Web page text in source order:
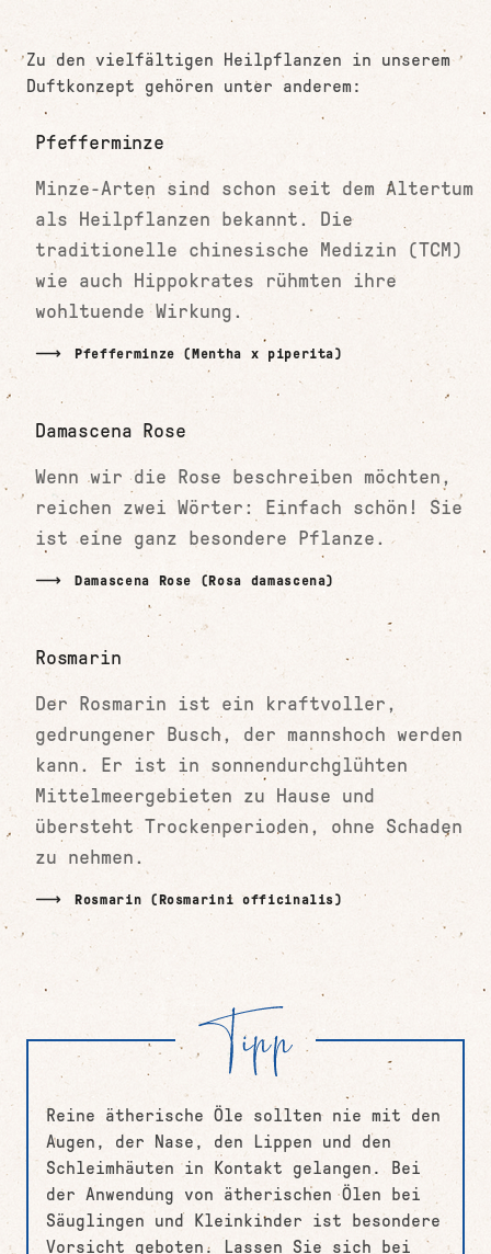
Zu den vielfältigen Heilpflanzen in unserem
Duftkonzept gehören unter anderem:
Pfefferminze
Minze-Arten sind schon seit dem Altertum
als Heilpflanzen bekannt. Die
traditionelle chinesische Medizin (TCM)
wie auch Hippokrates rühmten ihre
wohltuende Wirkung.
Pfefferminze (Mentha x piperita)
Damascena Rose
Wenn wir die Rose beschreiben möchten,
reichen zwei Wörter: Einfach schön! Sie
ist eine ganz besondere Pflanze.
Damascena Rose (Rosa damascena)
Rosmarin
Der Rosmarin ist ein kraftvoller,
gedrungener Busch, der mannshoch werden
kann. Er ist in sonnendurchglühten
Mittelmeergebieten zu Hause und
übersteht Trockenperioden, ohne Schaden
zu nehmen.
Rosmarin (Rosmarini officinalis)
Reine ätherische Öle sollten nie mit den
Augen, der Nase, den Lippen und den
Schleimhäuten in Kontakt gelangen. Bei
der Anwendung von ätherischen Ölen bei
Säuglingen und Kleinkinder ist besondere
Vorsicht geboten. Lassen Sie sich bei